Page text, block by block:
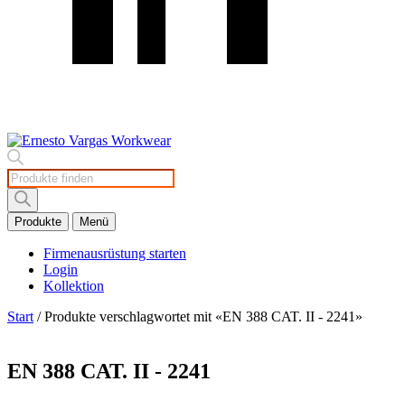
Products
search
Produkte Menü
Firmenausrüstung starten
Login
Kollektion
Start / Produkte verschlagwortet mit «EN 388 CAT. II - 2241»
EN 388 CAT. II - 2241